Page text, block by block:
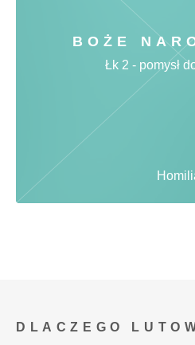
BOŻE
Łk 2 - pomysł
DLACZEGO